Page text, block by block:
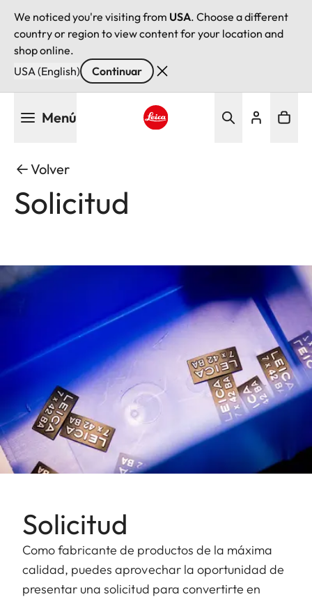
We noticed you're visiting from USA. Choose a different
country or region to view content for your location and
shop online.
USA (English)
Continuar
Menú
Volver
Solicitud
Solicitud
Como fabricante de productos de la máxima
calidad, puedes aprovechar la oportunidad de
presentar una solicitud para convertirte en